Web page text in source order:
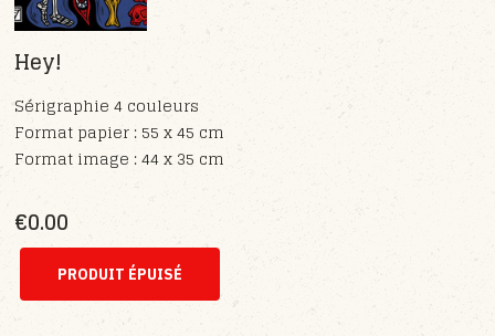
Hey!
Sérigraphie 4 couleurs
Format papier : 55 x 45 cm
Format image : 44 x 35 cm
€0.00